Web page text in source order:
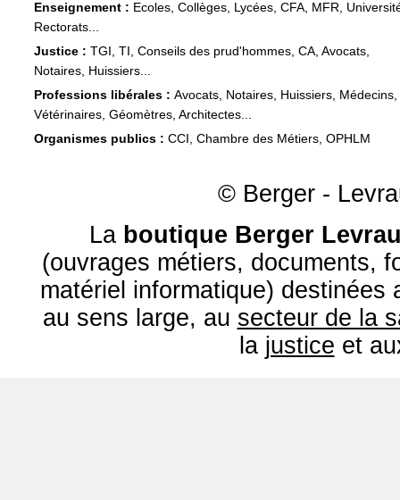
Enseignement : Ecoles, Collèges, Lycées, CFA, MFR,
Rectorats...
Justice : TGI, TI, Conseils des prud'hommes, CA, Avocats,
Notaires, Huissiers...
Professions libérales : Avocats, Notaires, Huissiers, Médecins,
Vétérinaires, Géomètres, Architectes...
Organismes publics : CCI, Chambre des Métiers, OPHLM
© Berger -
La boutique Berger
(ouvrages métiers, documents,
matériel informatique) destinées
au sens large, au secteur de la
la justice et